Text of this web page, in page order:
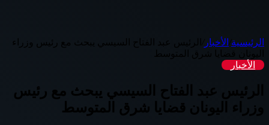
الرئيسية الأخبار
الرئيس عبد الفتاح السيسي يبحث مع رئيس وزراء
الأخبار
الرئيس عبد الفتاح السيسي يبحث مع رئيس
وزراء اليونان قضايا شرق المتوسط